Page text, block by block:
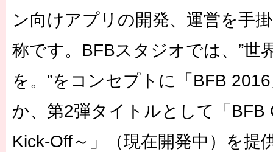
ン向けアプリの開発、運営を手
称です。BFBスタジオでは、”世
を。”をコンセプトに「BFB
か、第2弾タイトルとして「BFB
Kick-Off～」（現在開発中）を提